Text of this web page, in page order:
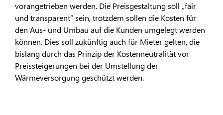
vorangetrieben werden. Die Preisgestaltung soll „fair
und transparent“ sein, trotzdem sollen die Kosten für
den Aus- und Umbau auf die Kunden umgelegt werden
können. Dies soll zukünftig auch für Mieter gelten, die
bislang durch das Prinzip der Kostenneutralität vor
Preissteigerungen bei der Umstellung der
Wärmeversorgung geschützt werden.